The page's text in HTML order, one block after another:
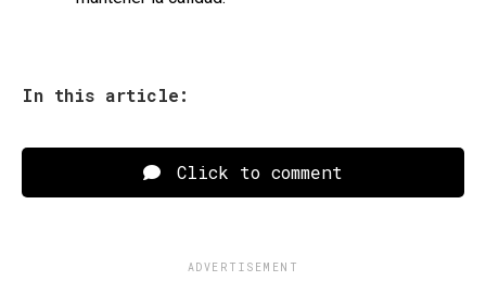
In this article:
Click to comment
ADVERTISEMENT